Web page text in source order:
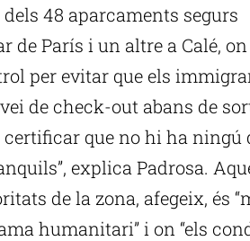
48 aparcaments segurs
de París i un altre a Calé, on
per evitar que els
de check-out abans de
que no hi ha ningú
explica Padrosa.
de la zona, afegeix, és
humanitari” i on “els